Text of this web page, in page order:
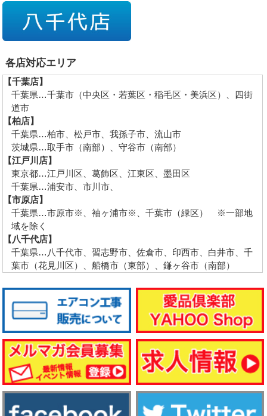
各店対応エリア
【千葉店】
千葉県…千葉市（中央区・若葉区・稲毛区・美浜区）、四街
道市
【柏店】
千葉県…柏市、松戸市、我孫子市、流山市
茨城県…取手市（南部）、守谷市（南部）
【江戸川店】
東京都…江戸川区、葛飾区、江東区、墨田区
千葉県…浦安市、市川市、
【市原店】
千葉県…市原市※、袖ヶ浦市※、千葉市（緑区） ※一部地
域を除く
【八千代店】
千葉県…八千代市、習志野市、佐倉市、印西市、白井市、千
葉市（花見川区）、船橋市（東部）、鎌ヶ谷市（南部）